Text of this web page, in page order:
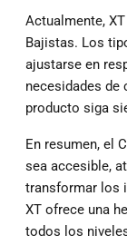
Actualmente,
Bajistas. Los
ajustarse en
necesidades de
producto siga
En resumen, el
sea accesible,
transformar los
XT ofrece una
todos los